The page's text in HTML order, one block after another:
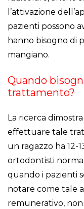
l’attivazione
pazienti possono
hanno bisogno di
mangiano.
Quando
trattamento?
La ricerca
effettuare tale
un ragazzo ha 12-
ortodontisti
quando i pazienti
notare come tale
remunerativo, non